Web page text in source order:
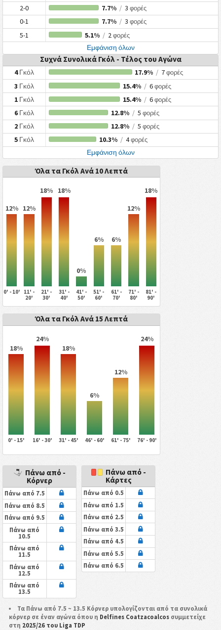
2-0 7.7% /3 φορές
0-1 7.7% /3 φορές
5-1 5.1% /2 φορές
Εμφάνιση όλων
Συχνά Συνολικά Γκόλ - Τέλος του Αγώνα
4Γκόλ 17.9% / 7φορές
3 Γκόλ 15.4% / 6φορές
1 Γκόλ 15.4% / 6φορές
6 Γκόλ 12.8% /5 φορές
2 Γκόλ 12.8% /5 φορές
5 Γκόλ 10.3% /4φορές
Εμφάνιση όλων
Όλα τα Γκόλ Ανά 10 Λεπτά
12% 12%
18% 18%
0%
6% 6%
12%
18%
0' - 10'
11' -
20'
21' -
30'
31' -
40'
41' -
50'
51' -
60'
61' -
70'
71' -
80'
81' -
90'
Όλα τα Γκόλ Ανά 15 Λεπτά
18%
24%
18%
6%
12%
24%
0' - 15' 16' - 30' 31' - 45' 46' - 60' 61' - 75' 76' - 90'
Πάνω από -
Κόρνερ
Πάνω από 7.5
Πάνω από 8.5
Πάνω από 9.5
Πάνω από
10.5
Πάνω από
11.5
Πάνω από
12.5
Πάνω από
13.5
Πάνω από -
Κάρτες
Πάνω από 0.5
Πάνω από 1.5
Πάνω από 2.5
Πάνω από 3.5
Πάνω από 4.5
Πάνω από 5.5
Πάνω από 6.5
Τα Πάνω από 7.5 ~ 13.5 Κόρνερ υπολογίζονται από τα συνολικά
κόρνερ σε έναν αγώνα όπου η Delfines Coatzacoalcosσυμμετείχε
στη 2025/26 του Liga TDP